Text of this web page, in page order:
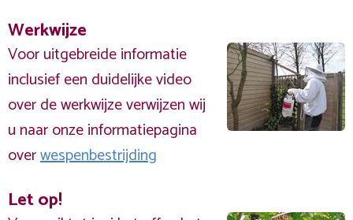
Werkwijze
Voor uitgebreide informatie
inclusief een duidelijke video
over de werkwijze verwijzen wij
u naar onze informatiepagina
overwespenbestrijding
Let op!